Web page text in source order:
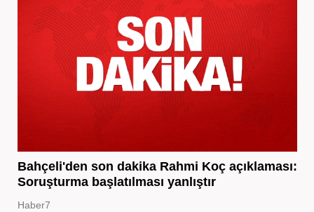
Bahçeli'den son dakika Rahmi Koç açıklaması:
Soruşturma başlatılması yanlıştır
Haber7